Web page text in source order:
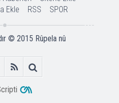
Ekle
RSS SPOR
© 2015 Rûpela nû